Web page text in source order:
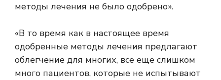
методы лечения не было одобрено».
«В то время как в настоящее время
одобренные методы лечения предлагают
облегчение для многих, все еще слишком
много пациентов, которые не испытывают